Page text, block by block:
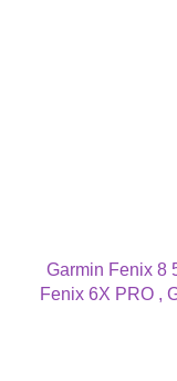
Garmin Fenix 8
Fenix 6X PRO ,